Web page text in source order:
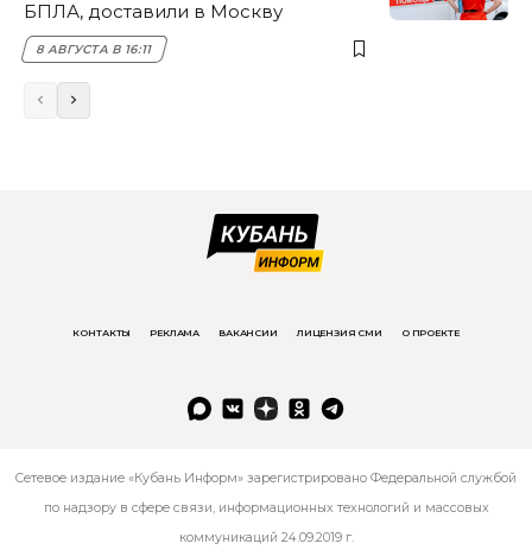
БПЛА, доставили в Москву
8 АВГУСТА В 16:11
КОНТАКТЫ РЕКЛАМА ВАКАНСИИ ЛИЦЕНЗИЯ СМИ О ПРОЕКТЕ
Сетевое издание «Кубань Информ» зарегистрировано Федеральной службой
по надзору в сфере связи, информационных технологий и массовых
коммуникаций 24.09.2019 г.